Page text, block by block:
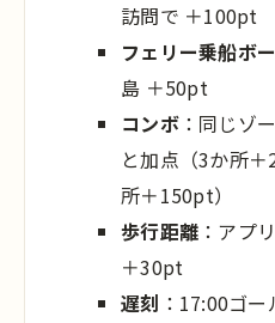
訪問で ＋100pt
フェリー乗船ボ
島 ＋50pt
コンボ：同じゾ
と加点（3か所
所＋150pt）
歩行距離 ：アプ
＋30pt
遅刻 ：17:00ゴ